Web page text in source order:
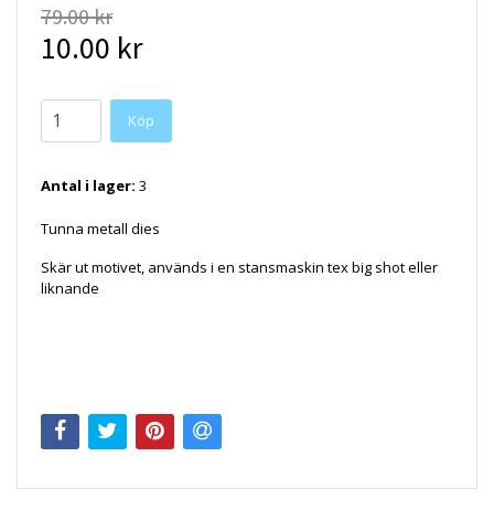
79.00 kr
10.00 kr
Antal i lager: 3
Tunna metall dies
Skär ut motivet, används i en stansmaskin tex big shot eller
liknande